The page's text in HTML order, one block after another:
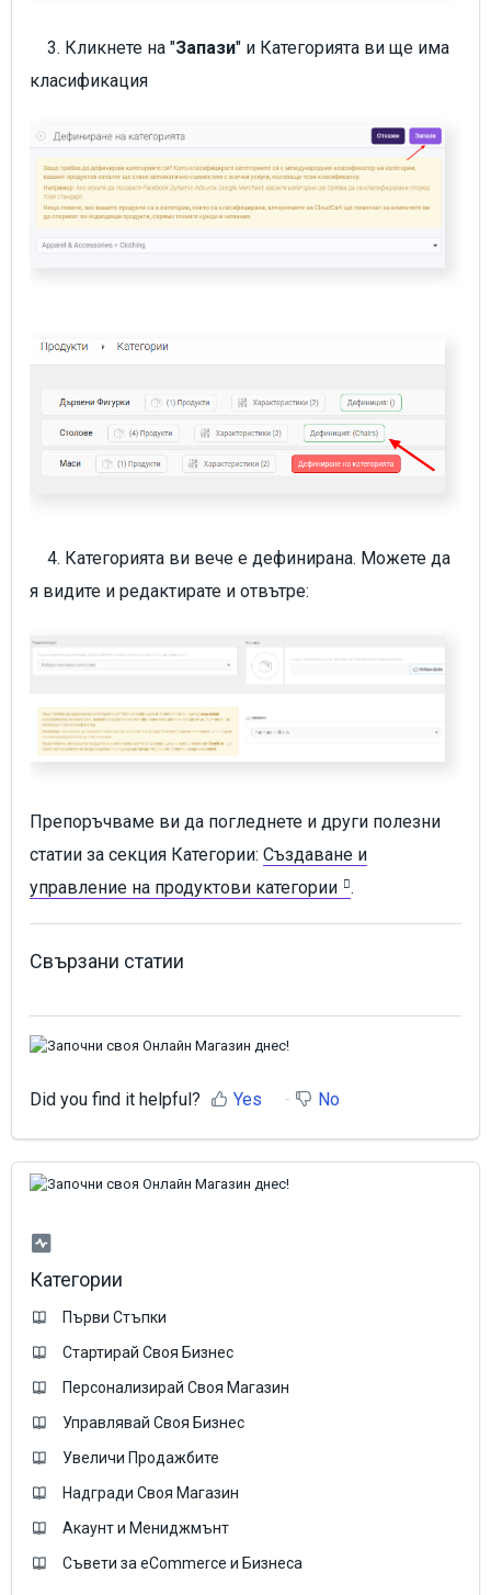
3. Кликнете на "Запази" и Категорията ви ще има
класификация
4. Категорията ви вече е дефинирана. Можете да
я видите и редактирате и отвътре:
Препоръчваме ви да погледнете и други полезни
статии за секция Категории: Създаване и
управление на продуктови категории
.
Свързани статии
Did you find it helpful? Yes No
Категории
Първи Стъпки
Стартирай Своя Бизнес
Персонализирай Своя Магазин
Управлявай Своя Бизнес
Увеличи Продажбите
Надгради Своя Магазин
Акаунт и Мениджмънт
Съвети за eCommerce и Бизнеса